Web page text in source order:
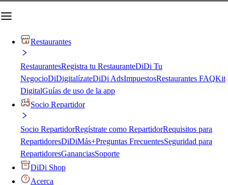
Restaurantes
RestaurantesRegistra tu RestauranteDiDi Tu
NegocioDiDigitalízateDiDi AdsImpuestosRestaurantes FAQKit
DigitalGuías de uso de la app
Socio Repartidor
Socio RepartidorRegístrate como RepartidorRequisitos para
RepartidoresDiDiMás+Preguntas FrecuentesSeguridad para
RepartidoresGananciasSoporte
DiDi Shop
Acerca